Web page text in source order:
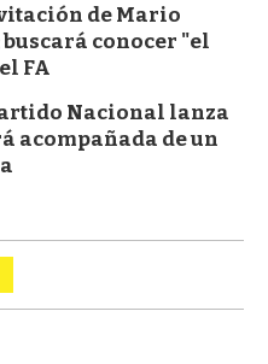
de Mario
conocer "el
FA
Nacional lanza
acompañada de un